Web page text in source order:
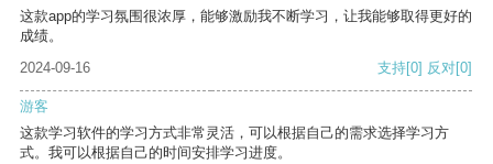
这款app的学习氛围很浓厚，能够激励我不断学习，让我能够取得更好的
成绩。
2024-09-16
支持[0] 反对[0]
游客
这款学习软件的学习方式非常灵活，可以根据自己的需求选择学习方
式。我可以根据自己的时间安排学习进度。